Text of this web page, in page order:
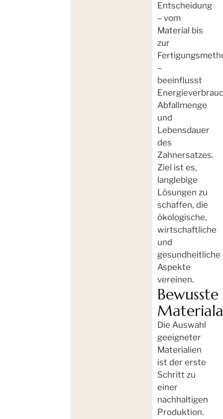
Entscheidung
– vom
Material bis
zur
–
beeinflusst
Abfallmenge
und
Lebensdauer
des
Zahnersatzes.
Ziel ist es,
langlebige
Lösungen zu
schaffen, die
ökologische,
wirtschaftliche
und
gesundheitliche
Aspekte
vereinen.
Bewusste
Die Auswahl
geeigneter
Materialien
ist der erste
Schritt zu
einer
nachhaltigen
Produktion.